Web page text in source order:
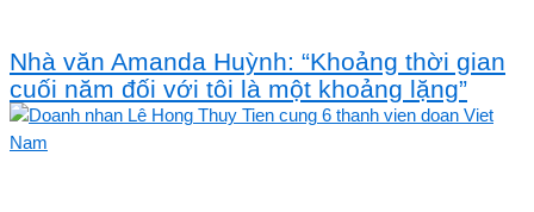
Nhà văn Amanda Huỳnh: “Khoảng thời gian
cuối năm đối với tôi là một khoảng lặng”